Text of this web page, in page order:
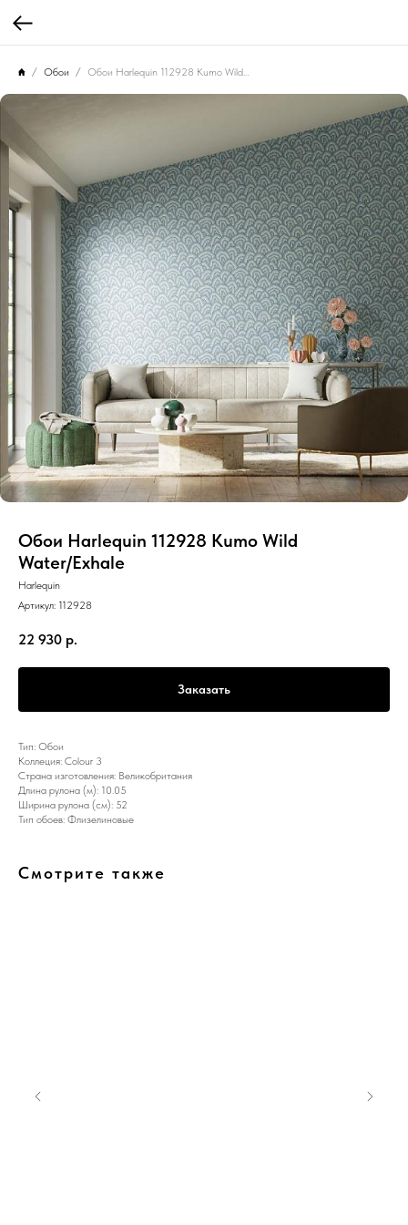
Обои Обои Harlequin 112928 Kumo Wild Water/Exhale
Обои Harlequin 112928 Kumo Wild
Water/Exhale
Harlequin
Артикул: 112928
22 930 р.
Заказать
Тип: Обои
Коллеция: Colour 3
Страна изготовления: Великобритания
Длина рулона (м): 10.05
Ширина рулона (см): 52
Тип обоев: Флизелиновые
Смотрите также